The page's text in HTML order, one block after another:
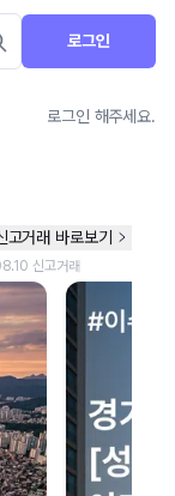
로그인
로그인 해주세요.